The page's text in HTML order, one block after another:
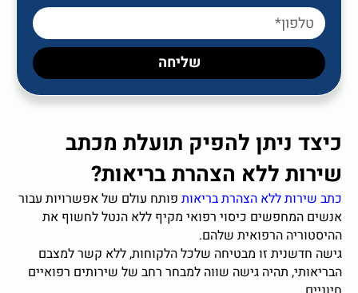
ניתן להפיק תועלת מכתב
ללא הצהרת בריאות?
ללא הצהרת בריאותפותח עולם של אפשרויות עבור
כיסוי רפואי מקיף ללא הנטל לחשוף את
הרפואית שלהם.
זו מבטיחה שלכל הלקוחות, ללא קשר למצבם
תהיה גישה שווה למבחר רחב של שירותים רפואיים